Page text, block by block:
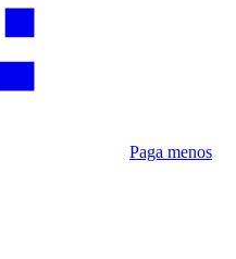
Paga menos